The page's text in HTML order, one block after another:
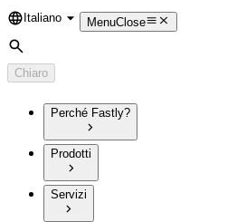
Language
Italiano MenuClose
Cerca
Chiaro
Perché Fastly?
Prodotti
Servizi